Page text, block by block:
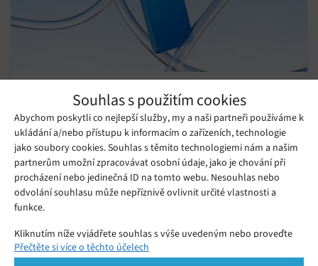
Souhlas s použitím cookies
Abychom poskytli co nejlepší služby, my a naši partneři používáme k
ukládání a/nebo přístupu k informacím o zařízeních, technologie
jako soubory cookies. Souhlas s těmito technologiemi nám a našim
partnerům umožní zpracovávat osobní údaje, jako je chování při
procházení nebo jedinečná ID na tomto webu. Nesouhlas nebo
odvolání souhlasu může nepříznivě ovlivnit určité vlastnosti a
funkce.
Kliknutím níže vyjádřete souhlas s výše uvedeným nebo proveďte
podrobnější rozhodnutí. Vaše volby budou použity pouze na tomto
Přečtěte si více o těchto účelech
OnePlus Nord CE 4 Lite: Překvapivě
vybavený mobil za super cenu
Čtvrtek 17. 07. 2025 Julia
OnePlus Nord CE 4 Lite boduje svou výbavou – AMOLED
displej, stereo zvuk, 80W nabíjení i velká baterie. Přečtěte si
naši podrobnou recenzi.